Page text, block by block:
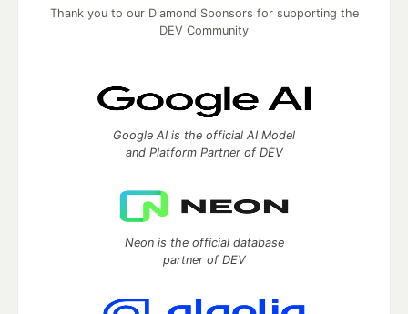
Thank you to our Diamond Sponsors for supporting the
DEV Community
Google AI is the official AI Model
and Platform Partner of DEV
Neon is the official database
partner of DEV